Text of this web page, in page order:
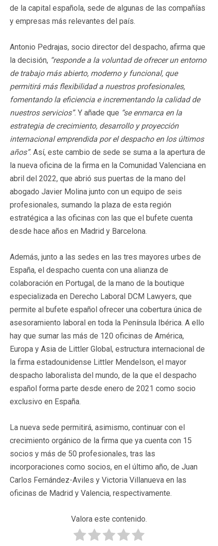
de la capital española, sede de algunas de las compañías
y empresas más relevantes del país.
Antonio Pedrajas, socio director del despacho, afirma que
la decisión, “responde a la voluntad de ofrecer un entorno
de trabajo más abierto, moderno y funcional, que
permitirá más flexibilidad a nuestros profesionales,
fomentando la eficiencia e incrementando la calidad de
nuestros servicios”. Y añade que “se enmarca en la
estrategia de crecimiento, desarrollo y proyección
internacional emprendida por el despacho en los últimos
años”. Así, este cambio de sede se suma a la apertura de
la nueva oficina de la firma en la Comunidad Valenciana en
abril del 2022, que abrió sus puertas de la mano del
abogado Javier Molina junto con un equipo de seis
profesionales, sumando la plaza de esta región
estratégica a las oficinas con las que el bufete cuenta
desde hace años en Madrid y Barcelona.
Además, junto a las sedes en las tres mayores urbes de
España, el despacho cuenta con una alianza de
colaboración en Portugal, de la mano de la boutique
especializada en Derecho Laboral DCM Lawyers, que
permite al bufete español ofrecer una cobertura única de
asesoramiento laboral en toda la Península Ibérica. A ello
hay que sumar las más de 120 oficinas de América,
Europa y Asia de Littler Global, estructura internacional de
la firma estadounidense Littler Mendelson, el mayor
despacho laboralista del mundo, de la que el despacho
español forma parte desde enero de 2021 como socio
exclusivo en España.
La nueva sede permitirá, asimismo, continuar con el
crecimiento orgánico de la firma que ya cuenta con 15
socios y más de 50 profesionales, tras las
incorporaciones como socios, en el último año, de Juan
Carlos Fernández-Aviles y Victoria Villanueva en las
oficinas de Madrid y Valencia, respectivamente.
Valora este contenido.